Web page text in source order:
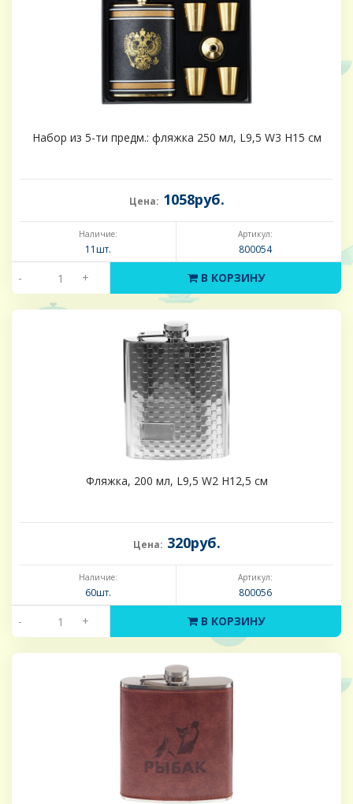
Набор из 5-ти предм.: фляжка 250 мл, L9,5 W3 H15 см
Цена: 1058руб.
Наличие:
11шт.
Артикул:
800054
- + В КОРЗИНУ
Фляжка, 200 мл, L9,5 W2 H12,5 см
Цена: 320руб.
Наличие:
60шт.
Артикул:
800056
- + В КОРЗИНУ